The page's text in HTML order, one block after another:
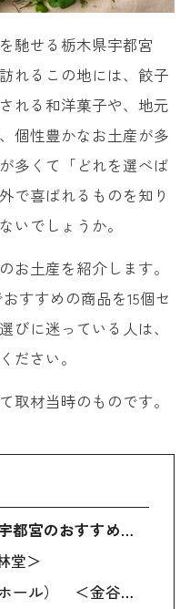
馳せる栃木県宇都宮
れるこの地には、餃子
れる和洋菓子や、地元
個性豊かなお土産が多
多くて「どれを選べば
で喜ばれるものを知り
いでしょうか。
お土産を紹介します。
すすめの商品を15個セ
びに迷っている人は、
ださい。
材当時のものです。
【お菓子・スイーツ】宇都宮のおすすめ定番人気お土産
＞
2. ハードバウム（ホール） ＜金谷ホテルベーカリー＞